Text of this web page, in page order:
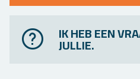
IK HEB EEN
JULLIE.